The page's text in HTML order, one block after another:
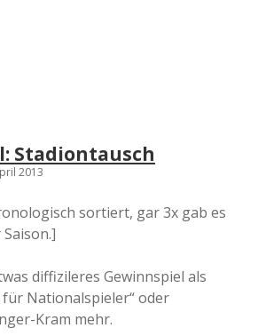
Stadiontausch
2013
sortiert, gar 3x gab es
diffizileres Gewinnspiel als
Nationalspieler“ oder
Kram mehr.